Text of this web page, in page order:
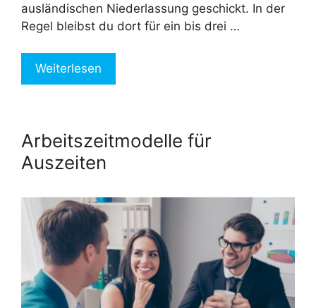
ausländischen Niederlassung geschickt. In der
Regel bleibst du dort für ein bis drei …
Weiterlesen
Arbeitszeitmodelle für
Auszeiten